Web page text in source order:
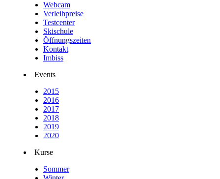
Webcam
Verleihpreise
Testcenter
Skischule
Öffnungszeiten
Kontakt
Imbiss
Events
2015
2016
2017
2018
2019
2020
Kurse
Sommer